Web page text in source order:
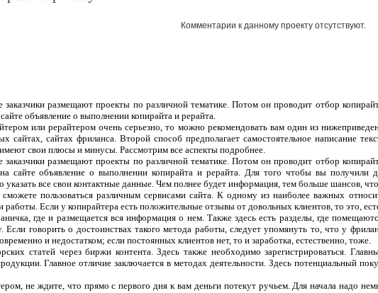
Комментарии к данному проекту отсутствуют.
заказчики размещают проекты по различной тематике. Потом он проводит отбор
объявление о выполнении копирайта и рерайта.
или рерайтером очень серьезно, то можно рекомендовать вам один из
сайтах, сайтах фриланса. Второй способ предполагает самостоятельное написание
свои плюсы и минусы. Рассмотрим все аспекты подробнее.
заказчики размещают проекты по различной тематике. Потом он проводит отбор
сайте объявление о выполнении копирайта и рерайта. Для того чтобы вы получили
указать все свои контактные данные. Чем полнее будет информация, тем больше шансов, что
пользоваться различным сервисами сайта. К одному из наиболее важных
Если у копирайтера есть положительные отзывы от довольных клиентов, то это,
где и размещается вся информация о нем. Также здесь есть разделы, где
говорить о достоинствах такого метода работы, следует упомянуть то, что у
и недостатком; если постоянных клиентов нет, то и заработка, естественно, тоже.
статей через биржи контента. Здесь также необходимо зарегистрироваться.
Главное отличие заключается в методах деятельности. Здесь потенциальный
не ждите, что прямо с первого дня к вам деньги потекут ручьем. Для начала надо